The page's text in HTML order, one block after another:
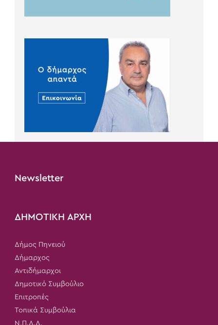
Newsletter
ΔΗΜΟΤΙΚΗ ΑΡΧΗ
Δήμος Πηνειού
Δήμαρχος
Αντιδήμαρχοι
Δημοτικό Συμβούλιο
Επιτροπές
Τοπικά Συμβούλια
Ν.Π.Δ.Δ.